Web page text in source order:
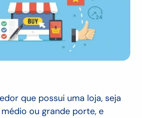
que possui uma loja, seja
ou grande porte, e